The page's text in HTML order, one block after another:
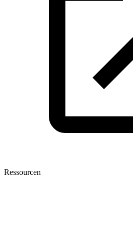
Ressourcen